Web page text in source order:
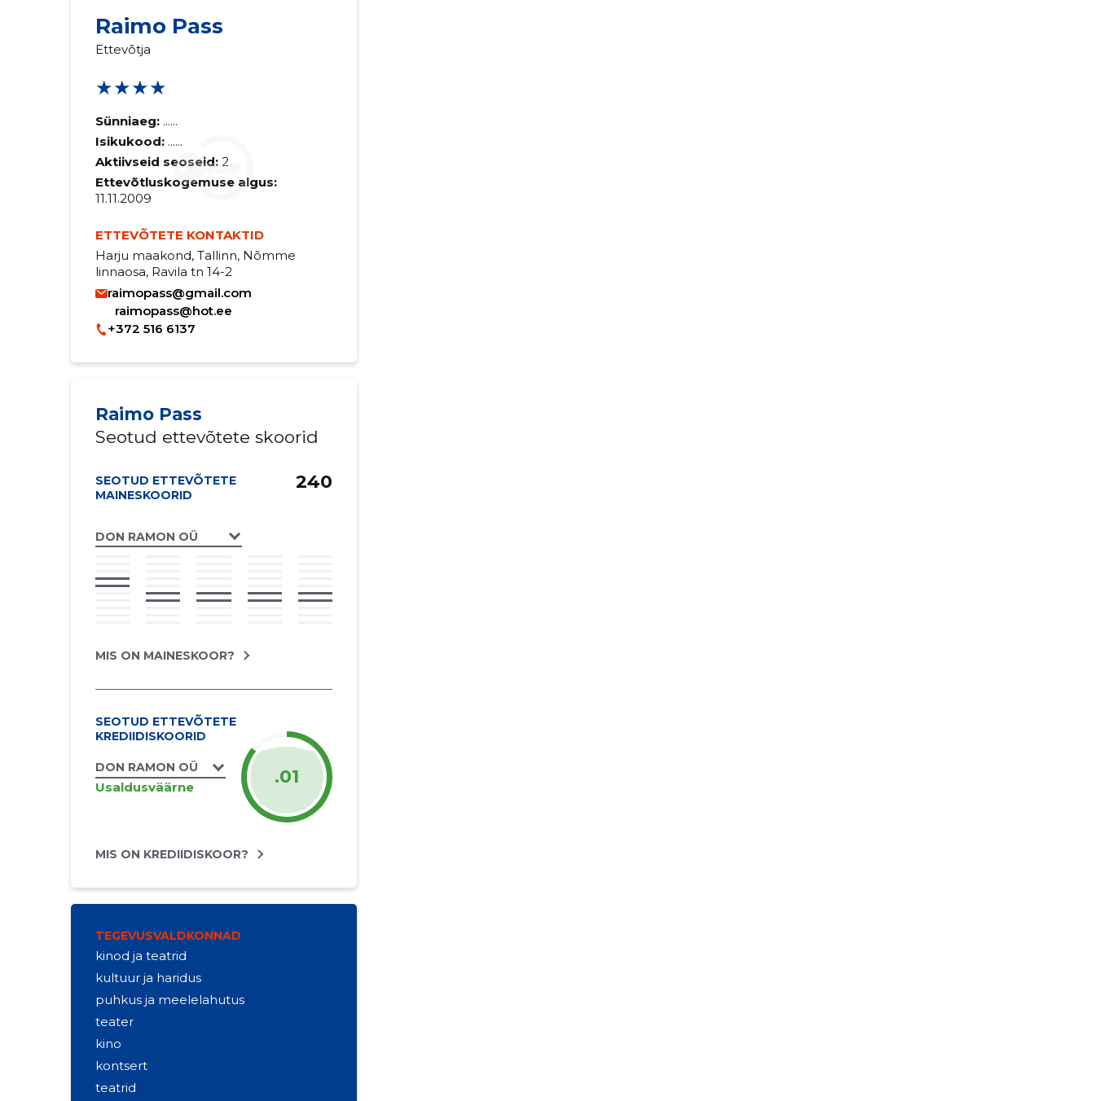
Raimo Pass
Ettevõtja
★★★★
Sünniaeg: ......
Isikukood: ......
Aktiivseid seoseid: 2
Ettevõtluskogemuse algus:
11.11.2009
ETTEVÕTETE KONTAKTID
Harju maakond, Tallinn, Nõmme
linnaosa, Ravila tn 14-2
raimopass@gmail.com
raimopass@hot.ee
+372 516 6137
Raimo Pass
Seotud ettevõtete skoorid
SEOTUD ETTEVÕTETE
MAINESKOORID
DON RAMON OÜ
240
MIS ON MAINESKOOR?
SEOTUD ETTEVÕTETE
KREDIIDISKOORID
DON RAMON OÜ
Usaldusväärne .01
MIS ON KREDIIDISKOOR?
TEGEVUSVALDKONNAD
kinod ja teatrid
kultuur ja haridus
puhkus ja meelelahutus
teater
kino
kontsert
teatrid